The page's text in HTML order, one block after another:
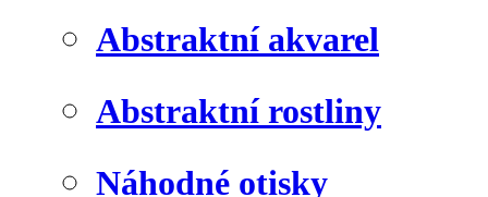
Abstraktní akvarel
Abstraktní rostliny
Náhodné otisky